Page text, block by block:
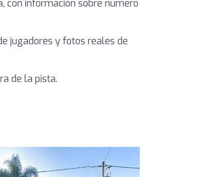
con información sobre número
jugadores y fotos reales de
de la pista.